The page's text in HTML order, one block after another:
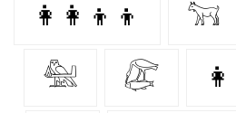
👩‍👩‍👦‍👦 𓃙
𓅕 𓅻